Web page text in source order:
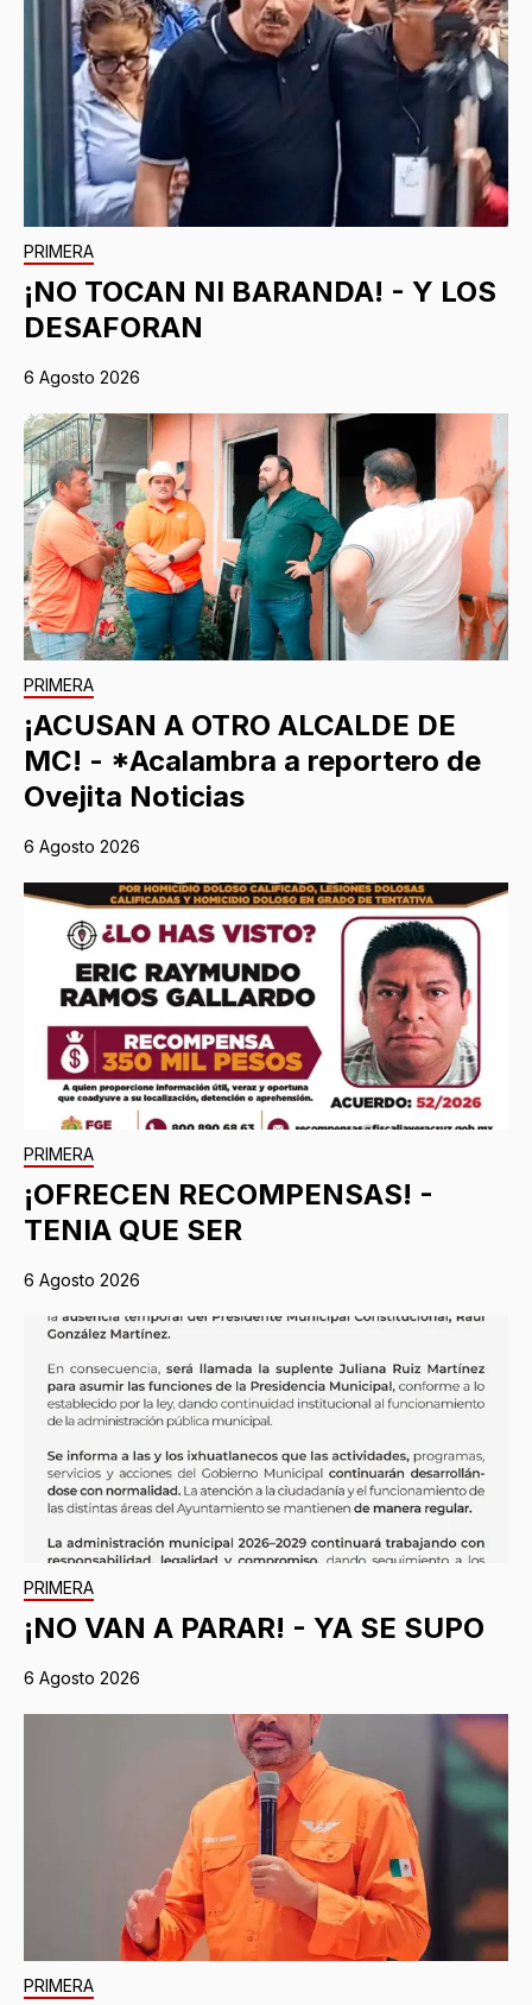
PRIMERA
¡NO TOCAN NI BARANDA! - Y LOS
DESAFORAN
6 Agosto 2026
PRIMERA
¡ACUSAN A OTRO ALCALDE DE
MC! - *Acalambra a reportero de
Ovejita Noticias
6 Agosto 2026
PRIMERA
¡OFRECEN RECOMPENSAS! -
TENIA QUE SER
6 Agosto 2026
PRIMERA
¡NO VAN A PARAR! - YA SE SUPO
6 Agosto 2026
PRIMERA